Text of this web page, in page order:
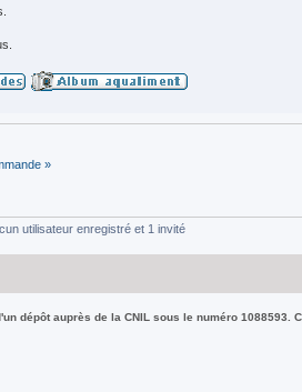
»
utilisateur enregistré et 1 invité
dépôt auprès de la CNIL sous le numéro